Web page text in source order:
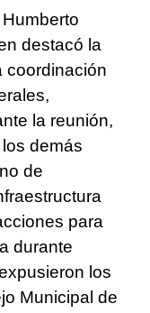
destacó la
coordinación
la reunión,
demás
de
para
durante
los
Municipal de